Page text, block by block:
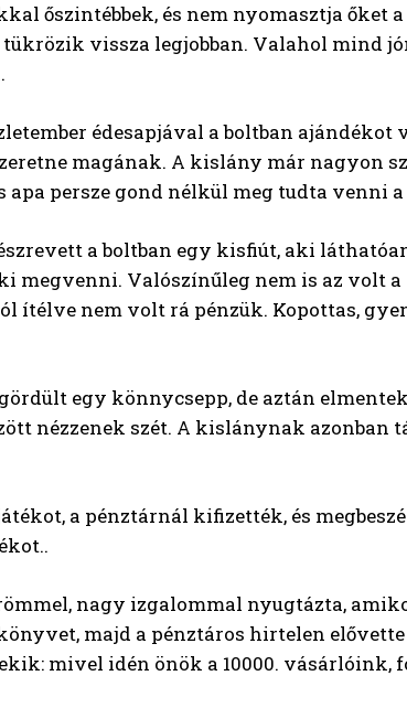
őszintébbek, és nem nyomasztja őket
tükrözik vissza legjobban. Valahol mind
édesapjával a boltban ajándékot
magának. A kislány már nagyon
apa persze gond nélkül meg tudta venni
a boltban egy kisfiút, aki
megvenni. Valószínűleg nem is az volt
ítélve nem volt rá pénzük. Kopottas,
egy könnycsepp, de aztán
nézzenek szét. A kislánynak azonban
a pénztárnál kifizették, és
nagy izgalommal nyugtázta,
majd a pénztáros hirtelen
mivel idén önök a 10000. vásárlóink,